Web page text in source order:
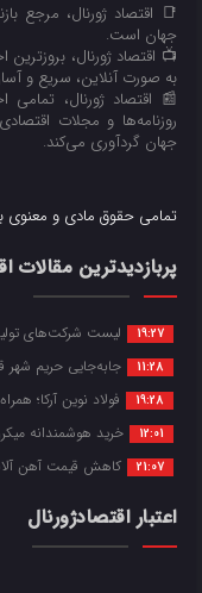
📑 اقتصاد ژورنال، مرجع
جهان است.
📺 اقتصاد ژورنال،
به صورت آنلاین، سریع و
📰 اقتصاد ژورنال، تمامی
روزنامه‌ها و مجلات
جهان گردآوری می‌کند.
تمامی حقوق مادی و معنوی
پربازدیدترین مقالات
19:27 لیست شرکت‌های
11:28 جابه‌جایی حریم شهر
19:28 فولاد نوین آرکا؛
12:01 خرید هوشمندانه
21:07 کاهش قیمت آهن
اعتبار اقتصادژورنال